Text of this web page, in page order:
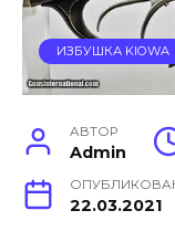
ИЗБУШКА KIOWA
АВТОР
Admin
22.03.2021